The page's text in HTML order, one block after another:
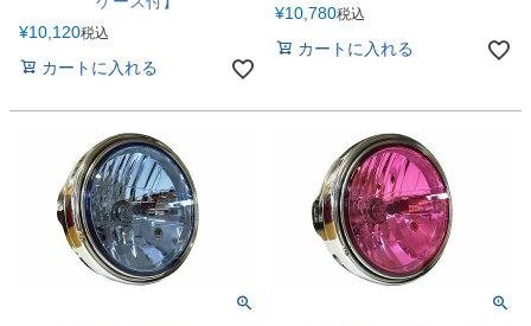
¥10,120税込
カートに入れる
¥10,780税込
カートに入れる